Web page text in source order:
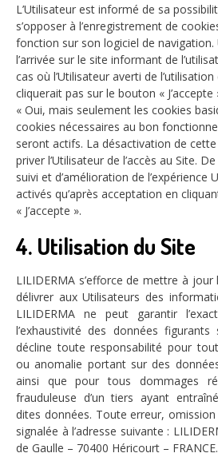
L’Utilisateur est informé de sa
s’opposer à l’enregistrement de
fonction sur son logiciel de navigation.
l’arrivée sur le site informant de
cas où l’Utilisateur averti de
cliquerait pas sur le bouton « J’accepte
« Oui, mais seulement les cookies
cookies nécessaires au bon
seront actifs. La désactivation de
priver l’Utilisateur de l’accès au Site.
suivi et d’amélioration de l’expérience
activés qu’après acceptation en
« J’accepte ».
4. Utilisation du Site
LILIDERMA s’efforce de mettre à
délivrer aux Utilisateurs des
LILIDERMA ne peut garantir
l’exhaustivité des données
décline toute responsabilité pour
ou anomalie portant sur des
ainsi que pour tous dommages
frauduleuse d’un tiers ayant
dites données. Toute erreur,
signalée à l’adresse suivante :
de Gaulle – 70400 Héricourt – FRANCE.